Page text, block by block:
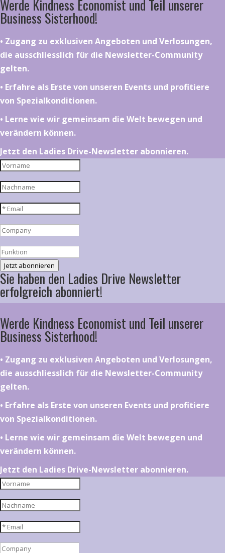
Werde Kindness Economist und Teil unserer
Business Sisterhood!
•⁠ ⁠⁠Zugang zu exklusiven Angeboten und Verlosungen,
die ausschliesslich für die Newsletter-Community
gelten.
•⁠ ⁠⁠Erfahre als Erste von unseren Events und profitiere
von Spezialkonditionen.
•⁠ ⁠⁠Lerne wie wir gemeinsam die Welt bewegen und
verändern können.
Jetzt den Ladies Drive-Newsletter abonnieren.
Jetzt abonnieren
Sie haben den Ladies Drive Newsletter
erfolgreich abonniert!
Werde Kindness Economist und Teil unserer
Business Sisterhood!
•⁠ ⁠⁠Zugang zu exklusiven Angeboten und Verlosungen,
die ausschliesslich für die Newsletter-Community
gelten.
•⁠ ⁠⁠Erfahre als Erste von unseren Events und profitiere
von Spezialkonditionen.
•⁠ ⁠⁠Lerne wie wir gemeinsam die Welt bewegen und
verändern können.
Jetzt den Ladies Drive-Newsletter abonnieren.